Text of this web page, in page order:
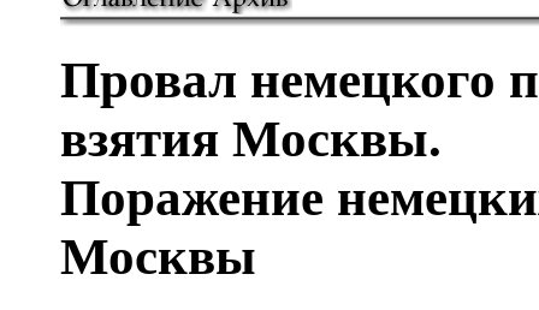
Провал немецкого
взятия Москвы.
Поражение
Москвы